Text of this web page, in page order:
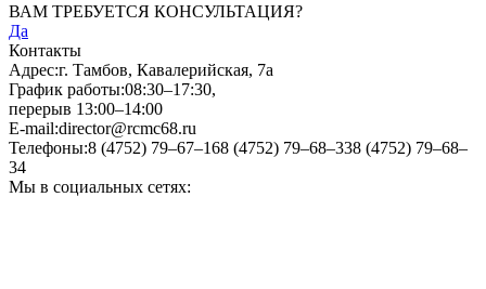
ВАМ ТРЕБУЕТСЯ КОНСУЛЬТАЦИЯ?
Да
Контакты
Адрес:г. Тамбов, Кавалерийская, 7а
График работы:08:30–17:30,
перерыв 13:00–14:00
E-mail:director@rcmc68.ru
Телефоны:8 (4752) 79–67–168 (4752) 79–68–338 (4752) 79–68–
34
Мы в социальных сетях: